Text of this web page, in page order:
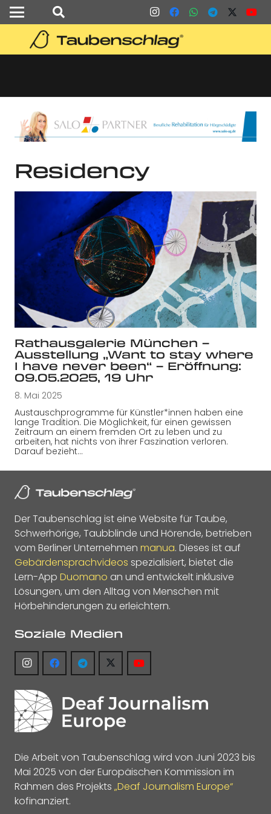
Residency
Rathausgalerie München –
Ausstellung „Want to stay where
I have never been“ – Eröffnung:
09.05.2025, 19 Uhr
8. Mai 2025
Austauschprogramme für Künstler*innen haben eine
lange Tradition. Die Möglichkeit, für einen gewissen
Zeitraum an einem fremden Ort zu leben und zu
arbeiten, hat nichts von ihrer Faszination verloren.
Darauf bezieht…
Der Taubenschlag ist eine Website für Taube,
Schwerhörige, Taubblinde und Hörende, betrieben
vom Berliner Unternehmen manua. Dieses ist auf
Gebärdensprachvideos spezialisiert, bietet die
Lern-App Duomano an und entwickelt inklusive
Lösungen, um den Alltag von Menschen mit
Hörbehinderungen zu erleichtern.
Soziale Medien
Die Arbeit von Taubenschlag wird von Juni 2023 bis
Mai 2025 von der Europäischen Kommission im
Rahmen des Projekts „Deaf Journalism Europe“
kofinanziert.